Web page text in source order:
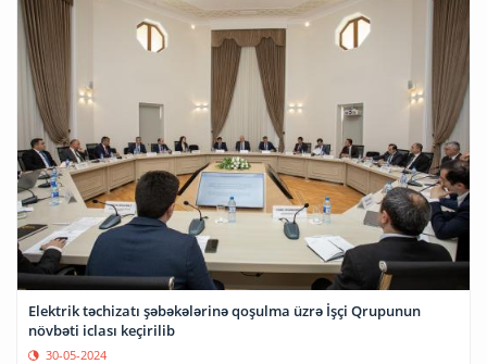
Elektrik təchizatı şəbəkələrinə qoşulma üzrə İşçi Qrupunun
növbəti iclası keçirilib
30-05-2024